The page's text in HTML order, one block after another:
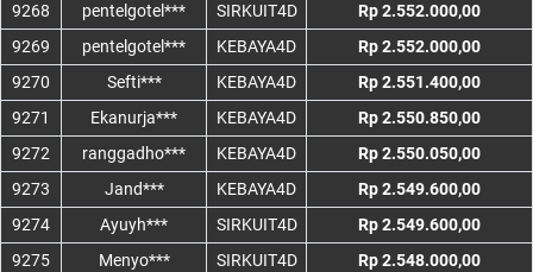
9268
pentelgotel*** SIRKUIT4D
Rp 2.552.000,00
9269
pentelgotel*** KEBAYA4D
Rp 2.552.000,00
9270
Sefti*** KEBAYA4D
Rp 2.551.400,00
9271
Ekanurja*** KEBAYA4D
Rp 2.550.850,00
9272
ranggadho*** KEBAYA4D
Rp 2.550.050,00
9273
Jand*** KEBAYA4D
Rp 2.549.600,00
9274
Ayuyh*** SIRKUIT4D
Rp 2.549.600,00
9275
Menyo*** SIRKUIT4D
Rp 2.548.000,00